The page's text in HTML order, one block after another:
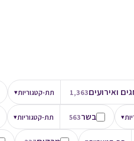
ואירועים1,363 תת-קטגוריות▾
▾ בשר563 תת-קטגוריות▾